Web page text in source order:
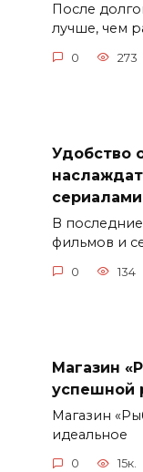
После
лучше, чем
0 273
Удобство
В
фильмов и
0 134
Магазин
успешной
Магазин
идеальное
0 15к.